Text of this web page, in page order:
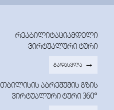
ᲠᲔᲐᲑᲘᲚᲘᲢᲐᲪᲘᲐᲛᲓᲔᲚᲘ
ᲕᲘᲠᲢᲣᲐᲚᲣᲠᲘ ᲢᲣᲠᲘ
ᲒᲐᲓᲐᲡᲕᲚᲐ
ᲗᲑᲘᲚᲘᲡᲘᲡ ᲐᲑᲠᲔᲨᲣᲛᲘᲡ ᲒᲖᲘᲡ
ᲕᲘᲠᲢᲣᲐᲚᲣᲠᲘ ᲢᲣᲠᲘ 360°